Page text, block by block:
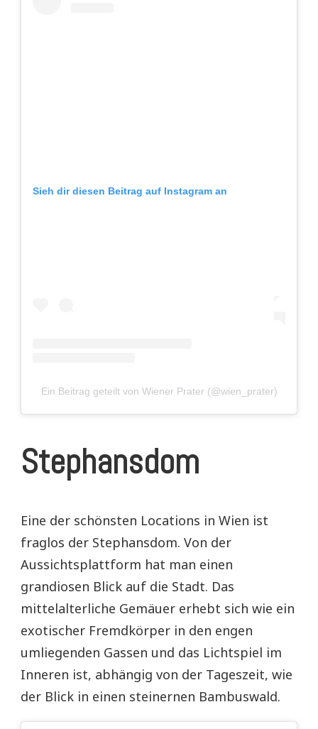
Sieh dir diesen Beitrag auf Instagram an
Ein Beitrag geteilt von Wiener Prater (@wien_prater)
Stephansdom
Eine der schönsten Locations in Wien ist
fraglos der Stephansdom. Von der
Aussichtsplattform hat man einen
grandiosen Blick auf die Stadt. Das
mittelalterliche Gemäuer erhebt sich wie ein
exotischer Fremdkörper in den engen
umliegenden Gassen und das Lichtspiel im
Inneren ist, abhängig von der Tageszeit, wie
der Blick in einen steinernen Bambuswald.